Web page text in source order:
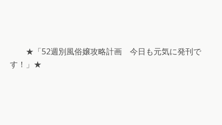
★「52週別風俗嬢攻略計画 今日も元気に発刊で
す！」★